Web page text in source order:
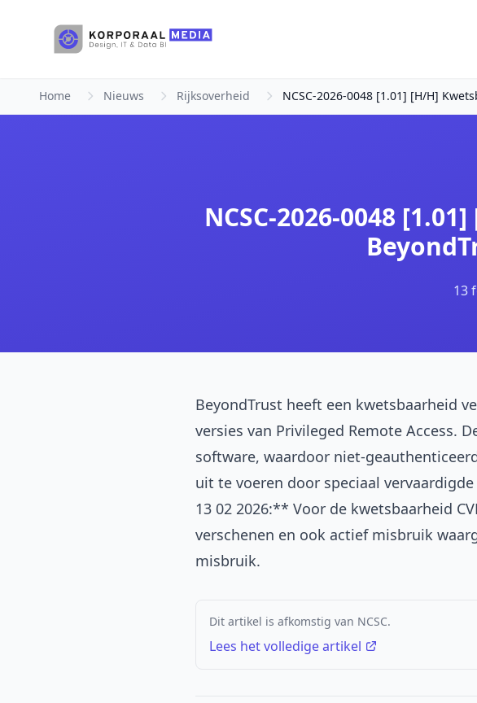
Home Nieuws Rijksoverheid NCSC-2026-0048 [1.01] [H/H]
NCSC-2026-0048
13
BeyondTrust heeft een kwetsbaarheid
versies van Privileged Remote Access.
software, waardoor niet-
uit te voeren door speciaal
13 02 2026:** Voor de kwetsbaarheid
verschenen en ook actief misbruik
misbruik.
Dit artikel is afkomstig van NCSC.
Lees het volledige artikel